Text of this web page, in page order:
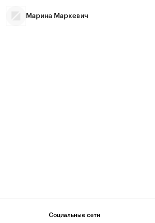
Марина Маркевич
Социальные сети